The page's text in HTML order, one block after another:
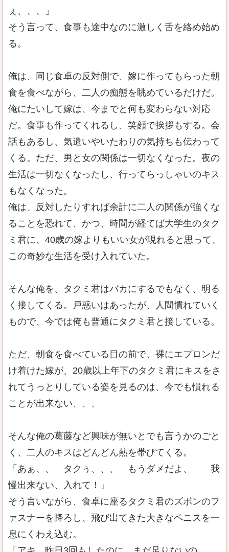
ぇ、、、」
そう言って、食事も途中なのに激しく舌を絡め始め
る。
俺は、同じ食卓の反対側で、嫁に作ってもらった朝
食を食べながら、二人の痴態を眺めているだけだ。
俺にたいして嫁は、今までと何も変わらない対応
だ。食事も作ってくれるし、笑顔で挨拶もする。会
話もあるし、気遣いやいたわりの気持ちも伝わって
くる。ただ、男と女の関係は一切なくなった。夜の
生活は一切なくなったし、行ってらっしゃいのキス
もなくなった。
俺は、反対したりすれば余計に二人の関係が強くな
ることを恐れて、かつ、時間が経てば大学生のタク
ミ君に、40歳の嫁よりもいい女が現れると思って、
この奇妙な生活を受け入れていた。
そんな俺を、タクミ君はバカにするでもなく、明る
く接してくる。戸惑いはあったが、人間慣れていく
もので、今では俺も普通にタクミ君と接している。
ただ、朝食を食べている目の前で、裸にエプロンだ
け着けた嫁が、20歳以上年下のタクミ君にキスをさ
れてうっとりしている姿を見るのは、今でも慣れる
ことが出来ない、、、
そんな俺の葛藤など興味が無いとでも言うかのごと
く、二人のキスはどんどん熱を帯びてくる。
「あぁ、、 タクぅ、、、 もうダメだよ、 我
慢出来ない、入れて！」
そう言いながら、食卓に座るタクミ君のズボンのフ
ァスナーを降ろし、飛び出てきた大きなペニスを一
息にくわえ込む。